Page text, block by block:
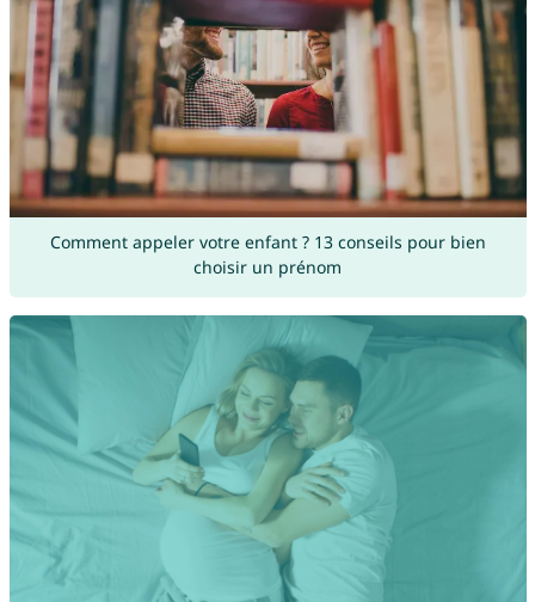
Comment appeler votre enfant ? 13 conseils pour bien
choisir un prénom